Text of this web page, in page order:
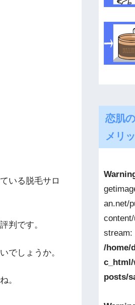
いる脱毛サロ
判です。
でしょうか。
。
恋肌
メリ
an.net/
stream:
/home/
posts/